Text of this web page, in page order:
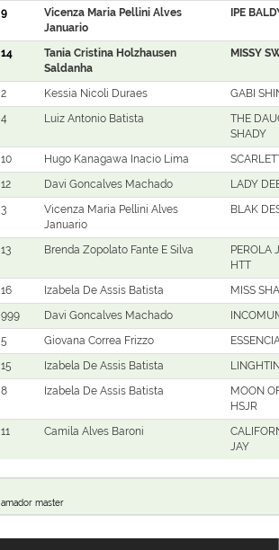
9
Vicenza Maria Pellini Alves
Januario
IPE
14
Tania Cristina Holzhausen
Saldanha
MISSY
2 Kessia Nicoli Duraes GABI
4 Luiz Antonio Batista
THE
SHADY
10 Hugo Kanagawa Inacio Lima
12 Davi Goncalves Machado LADY
3
Vicenza Maria Pellini Alves
Januario
BLAK
13 Brenda Zopolato Fante E Silva
PEROLA
HTT
16 Izabela De Assis Batista MISS
999 Davi Goncalves Machado
5 Giovana Correa Frizzo
15 Izabela De Assis Batista
8 Izabela De Assis Batista
MOON
HSJR
11 Camila Alves Baroni
JAY
amador master